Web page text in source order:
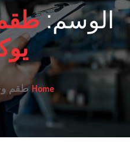
الوسم:
Homeطقم